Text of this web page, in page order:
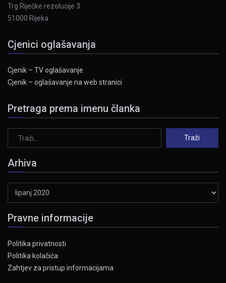
Trg Riječke rezolucije 3
51000 Rijeka
Cjenici oglašavanja
Cjenik – TV oglašavanje
Cjenik – oglašavanje na web stranici
Pretraga prema imenu članka
Arhiva
Pravne informacije
Politika privatnosti
Politika kolačića
Zahtjev za pristup informacijama